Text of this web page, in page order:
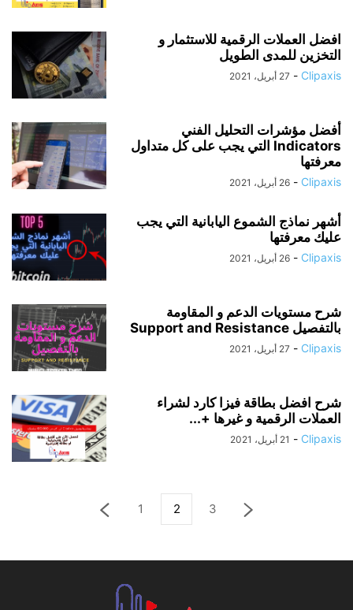
افضل العملات الرقمية للاستثمار و
التخزين للمدى الطويل
Clipaxis
- 27 أبريل، 2021
أفضل مؤشرات التحليل الفني
Indicators التي يجب على كل متداول
معرفتها
Clipaxis
- 26 أبريل، 2021
أشهر نماذج الشموع اليابانية التي يجب
عليك معرفتها
Clipaxis
- 26 أبريل، 2021
شرح مستويات الدعم و المقاومة
بالتفصيل Support and Resistance
Clipaxis
- 27 أبريل، 2021
شرح افضل بطاقة فيزا كارد لشراء
العملات الرقمية و غيرها +...
Clipaxis
- 21 أبريل، 2021
1 2 3